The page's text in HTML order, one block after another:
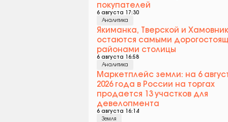
покупателей
6 августа 17:30
Аналитика
Якиманка, Тверской и
остаются самыми
районами столицы
6 августа 16:58
Аналитика
Маркетплейс земли: на 6
2026 года в России на торгах
продается 13 участков для
девелопмента
6 августа 16:14
Земля